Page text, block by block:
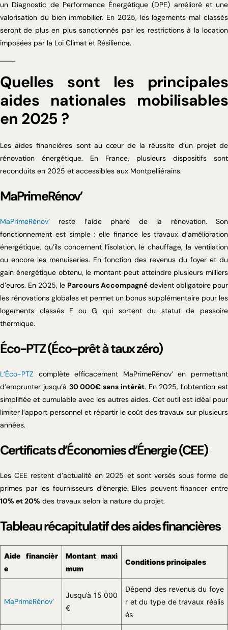
un Diagnostic de Performance Énergétique (DPE) amélioré et une
valorisation du bien immobilier. En 2025, les logements mal classés
seront de plus en plus sanctionnés par les restrictions à la location
imposées par la Loi Climat et Résilience.
Quelles sont les principales
aides nationales mobilisables
en 2025 ?
Les aides financières sont au cœur de la réussite d’un projet de
rénovation énergétique. En France, plusieurs dispositifs sont
reconduits en 2025 et accessibles aux Montpelliérains.
MaPrimeRénov’
MaPrimeRénov’ reste l’aide phare de la rénovation. Son
fonctionnement est simple : elle finance les travaux d’amélioration
énergétique, qu’ils concernent l’isolation, le chauffage, la ventilation
ou encore les menuiseries. En fonction des revenus du foyer et du
gain énergétique obtenu, le montant peut atteindre plusieurs milliers
d’euros. En 2025, le Parcours Accompagné devient obligatoire pour
les rénovations globales et permet un bonus supplémentaire pour les
logements classés F ou G qui sortent du statut de passoire
thermique.
Éco-PTZ (Éco-prêt à taux zéro)
L’Éco-PTZ complète efficacement MaPrimeRénov’ en permettant
d’emprunter jusqu’à 30 000€ sans intérêt. En 2025, l’obtention est
simplifiée et cumulable avec les autres aides. Cet outil est idéal pour
limiter l’apport personnel et répartir le coût des travaux sur plusieurs
années.
Certificats d’Économies d’Énergie (CEE)
Les CEE restent d’actualité en 2025 et sont versés sous forme de
primes par les fournisseurs d’énergie. Elles peuvent financer entre
10% et 20% des travaux selon la nature du projet.
Tableau récapitulatif des aides financières
Aide financièr
e
Montant maxi
mum
Conditions principales
MaPrimeRénov’
Jusqu’à 15 000
€
Dépend des revenus du foye
r et du type de travaux réalis
és